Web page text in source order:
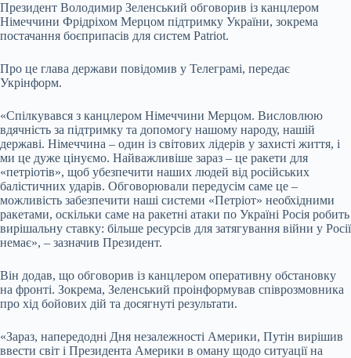
Президент Володимир Зеленський обговорив із канцлером
Німеччини Фрідріхом Мерцом підтримку України, зокрема
постачання боєприпасів для систем Patriot.
Про це глава держави повідомив у Телеграмі, передає
Укрінформ.
«Спілкувався з канцлером Німеччини Мерцом. Висловлюю
вдячність за підтримку та допомогу нашому народу, нашій
державі. Німеччина – один із світових лідерів у захисті життя, і
ми це дуже цінуємо. Найважливіше зараз – це ракети для
«петріотів», щоб убезпечити наших людей від російських
балістичних ударів. Обговорювали передусім саме це –
можливість забезпечити наші системи «Петріот» необхідними
ракетами, оскільки саме на ракетні атаки по Україні Росія робить
вирішальну ставку: більше ресурсів для затягування війни у Росії
немає», – зазначив Президент.
Він додав, що обговорив із канцлером оперативну обстановку
на фронті. Зокрема, Зеленський проінформував співрозмовника
про хід бойових дій та досягнуті результати.
«Зараз, напередодні Дня незалежності Америки, Путін вирішив
ввести світ і Президента Америки в оману щодо ситуації на